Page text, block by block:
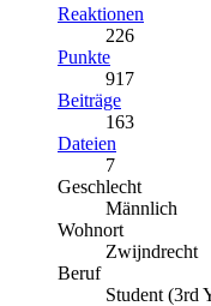
Reaktionen
226
Punkte
917
Beiträge
163
Dateien
7
Geschlecht
Männlich
Wohnort
Zwijndrecht
Beruf
Student (3rd